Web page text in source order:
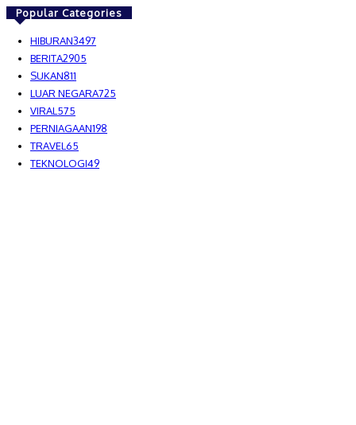
Popular Categories
HIBURAN3497
BERITA2905
SUKAN811
LUAR NEGARA725
VIRAL575
PERNIAGAAN198
TRAVEL65
TEKNOLOGI49